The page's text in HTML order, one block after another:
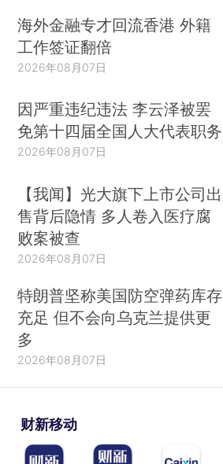
海外金融专才回流香港 外籍
工作签证翻倍
2026年08月07日
因严重违纪违法 李云泽被罢
免第十四届全国人大代表职务
2026年08月07日
【我闻】光大旗下上市公司出
售背后隐情 多人卷入医疗腐
败案被查
2026年08月07日
特朗普坚称美国防空弹药库存
充足 但不会向乌克兰提供更
多
2026年08月07日
财新移动